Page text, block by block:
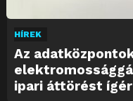
HÍREK
Az
ipari áttörést ígér